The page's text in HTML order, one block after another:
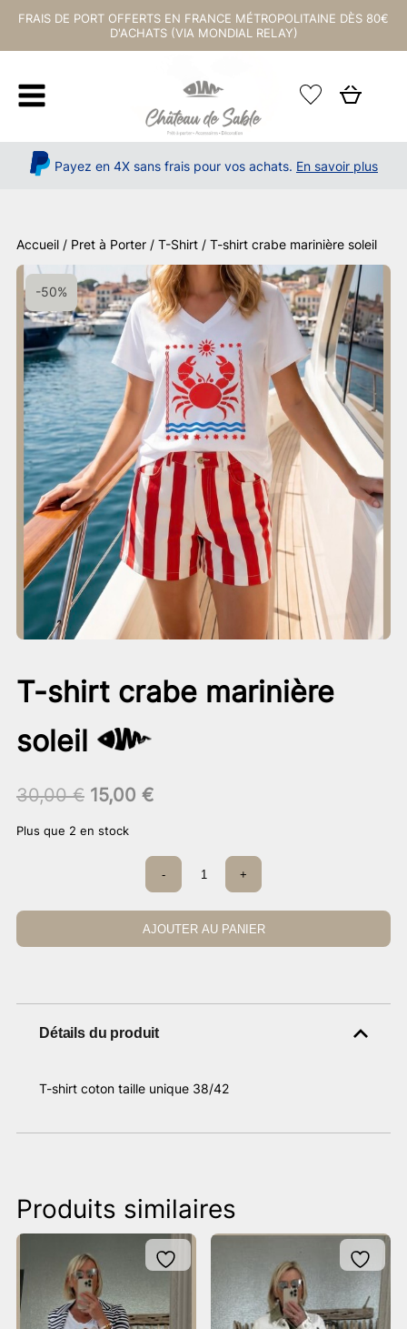
FRAIS DE PORT OFFERTS EN FRANCE MÉTROPOLITAINE DÈS 80€
D'ACHATS (VIA MONDIAL RELAY)
Payez en 4X sans frais pour vos achats. En savoir plus
Accueil / Pret à Porter / T-Shirt / T-shirt crabe marinière soleil
-50%
T-shirt crabe marinière
soleil
30,00€ Le
initial
30,00 €.
15,00 €Le
est :
15,00 €.
Plus que 2 en stock
quantité
T-
shirt
crabe
- +
AJOUTER AU PANIER
Détails du produit
T-shirt coton taille unique 38/42
Produits similaires